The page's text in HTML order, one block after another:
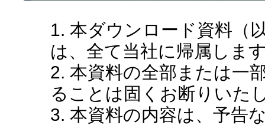
1. 本ダウンロード資料（
は、全て当社に帰属しま
2. 本資料の全部または一
ることは固くお断りいた
3. 本資料の内容は、予告